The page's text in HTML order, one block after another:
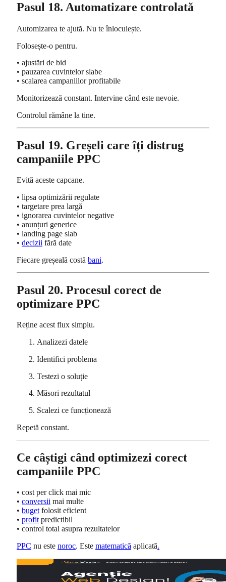
Pasul 18. Automatizare controlată
Automizarea te ajută. Nu te înlocuiește.
Folosește-o pentru.
• ajustări de bid
• pauzarea cuvintelor slabe
• scalarea campaniilor profitabile
Monitorizează constant. Intervine când este nevoie.
Controlul rămâne la tine.
Pasul 19. Greșeli care îți distrug
campaniile PPC
Evită aceste capcane.
• lipsa optimizării regulate
• targetare prea largă
• ignorarea cuvintelor negative
• anunțuri generice
• landing page slab
• decizii fără date
Fiecare greșeală costă bani.
Pasul 20. Procesul corect de
optimizare PPC
Reține acest flux simplu.
Analizezi datele
Identifici problema
Testezi o soluție
Măsori rezultatul
Scalezi ce funcționează
Repetă constant.
Ce câștigi când optimizezi corect
campaniile PPC
• cost per click mai mic
• conversii mai multe
• buget folosit eficient
• profit predictibil
• control total asupra rezultatelor
PPC nu este noroc. Este matematică aplicată.